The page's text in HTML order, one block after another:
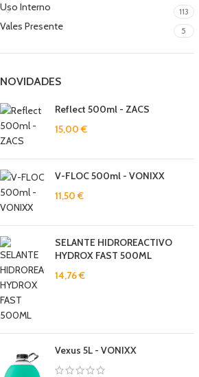
Uso Interno 113
Vales Presente 5
NOVIDADES
Reflect 500ml - ZACS
15,00€
V-FLOC 500ml - VONIXX
11,50€
SELANTE HIDROREACTIVO
HYDROX FAST 500ML
14,76€
Vexus 5L - VONIXX